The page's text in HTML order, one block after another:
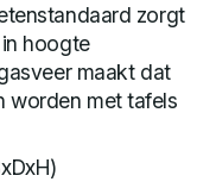
zorgt
hoogte
maakt dat
worden met tafels